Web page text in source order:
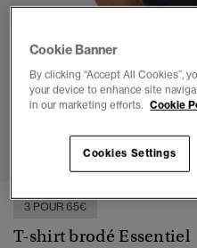
1 2 3
3 POUR 65€
T-shirt brodé Essentiel
Cookie Banner
By clicking “Accept All Cookies”,
your device to enhance site
in our marketing efforts. Cookie
Cookies Settings